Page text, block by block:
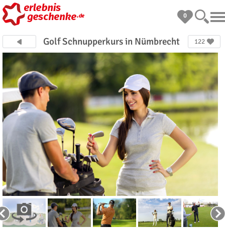
0
Golf Schnupperkurs in Nümbrecht 122